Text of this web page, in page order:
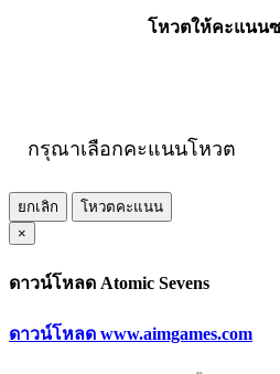
โหวตให้คะแนน
กรุณาเลือกคะแนนโหวต
ยกเลิก
โหวตคะแนน
×
ดาวน์โหลด Atomic Sevens
ดาวน์โหลด www.aimgames.com